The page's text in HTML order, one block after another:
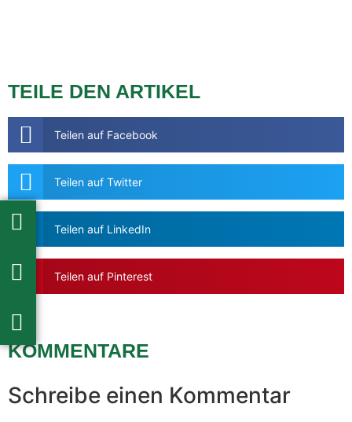
TEILE DEN ARTIKEL
Teilen auf Facebook
Teilen auf Twitter
Teilen auf LinkedIn
Teilen auf Pinterest
KOMMENTARE
Schreibe einen Kommentar